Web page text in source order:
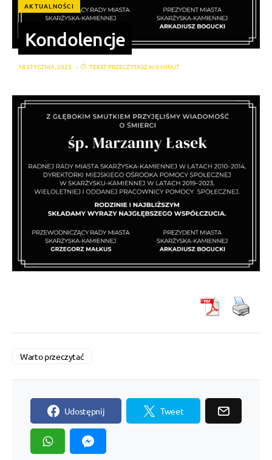
AKTUALNOŚCI
Kondolencje
18 STYCZNIA, 2025 TEKST PRZECZYTASZ W 0 MINUT
Warto przeczytać
Udostępnij Tweet